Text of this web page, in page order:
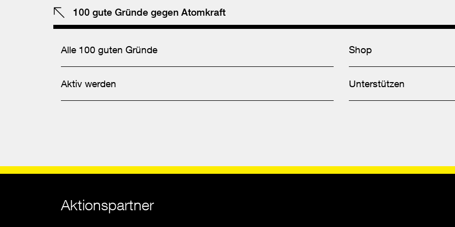
100 gute Gründe gegen Atomkraft
Alle 100 guten Gründe
Aktiv werden
Shop
Unterstützen
Aktionspartner